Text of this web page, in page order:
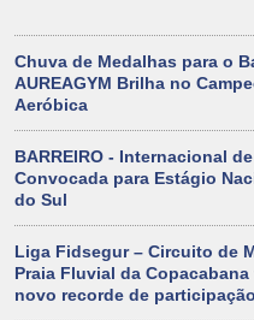
Chuva de Medalhas para o
AUREAGYM Brilha no
Aeróbica
BARREIRO - Internacional
Convocada para Estágio
do Sul
Liga Fidsegur – Circuito de
Praia Fluvial da
novo recorde de participação